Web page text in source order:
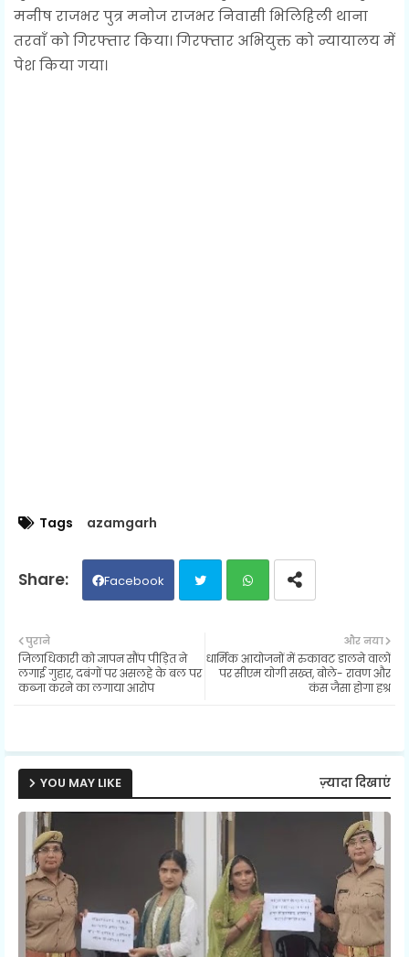
मनीष राजभर पुत्र मनोज राजभर निवासी भिलिहिली थाना
तरवाँ को गिरफ्तार किया। गिरफ्तार अभियुक्त को न्यायालय में
पेश किया गया।
Tags azamgarh
Facebook
ter ats
और नया
धार्मिक आयोजनों में रुकावट डालने वालों
पर सीएम योगी सख्त, बोले- रावण और
कंस जैसा होगा हश्र
पुराने
जिलाधिकारी को ज्ञापन सौंप पीड़ित ने
लगाई गुहार, दबंगों पर असलहे के बल पर
कब्जा करने का लगाया आरोप
YOU MAY LIKE ज़्यादा दिखाएं